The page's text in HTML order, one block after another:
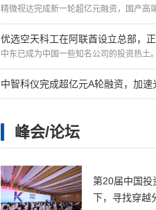
精微视达完成新一轮超亿元融资，国产高
优选空天科工在阿联酋设立总部，
中东已成为中国一些知名公司的投资热土。
中智科仪完成超亿元A轮融资，加
峰会/论坛
第20届中国投
下，寻找穿越